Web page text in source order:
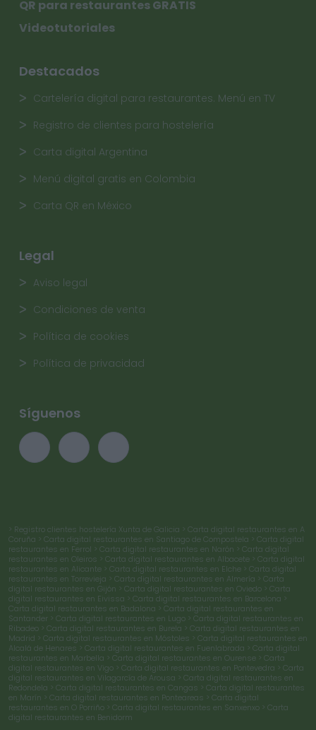
QR para restaurantes GRATIS
Videotutoriales
Destacados
Cartelería digital para restaurantes. Menú en TV
Registro de clientes para hostelería
Carta digital Argentina
Menú digital gratis en Colombia
Carta QR en México
Legal
Aviso legal
Condiciones de venta
Política de cookies
Política de privacidad
Síguenos
> Registro clientes hostelería Xunta de Galicia > Carta digital restaurantes en A
Coruña > Carta digital restaurantes en Santiago de Compostela > Carta digital
restaurantes en Ferrol > Carta digital restaurantes en Narón > Carta digital
restaurantes en Oleiros > Carta digital restaurantes en Albacete > Carta digital
restaurantes en Alicante > Carta digital restaurantes en Elche > Carta digital
restaurantes en Torrevieja > Carta digital restaurantes en Almería > Carta
digital restaurantes en Gijón > Carta digital restaurantes en Oviedo > Carta
digital restaurantes en Eivissa > Carta digital restaurantes en Barcelona >
Carta digital restaurantes en Badalona > Carta digital restaurantes en
Santander > Carta digital restaurantes en Lugo > Carta digital restaurantes en
Ribadeo > Carta digital restaurantes en Burela > Carta digital restaurantes en
Madrid > Carta digital restaurantes en Móstoles > Carta digital restaurantes en
Alcalá de Henares > Carta digital restaurantes en Fuenlabrada > Carta digital
restaurantes en Marbella > Carta digital restaurantes en Ourense > Carta
digital restaurantes en Vigo > Carta digital restaurantes en Pontevedra > Carta
digital restaurantes en Vilagarcía de Arousa > Carta digital restaurantes en
Redondela > Carta digital restaurantes en Cangas > Carta digital restaurantes
en Marín > Carta digital restaurantes en Ponteareas > Carta digital
restaurantes en O Porriño > Carta digital restaurantes en Sanxenxo > Carta
digital restaurantes en Benidorm